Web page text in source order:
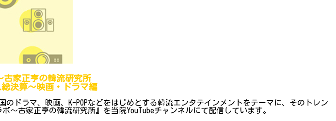
古家正亨の韓流研究所
決算～映画・ドラマ編
ドラマ、映画、K-POPなどをはじめとする韓流エンタテインメントをテーマに、そのトレン
～古家正亨の韓流研究所』を当院YouTubeチャンネルにて配信しています。